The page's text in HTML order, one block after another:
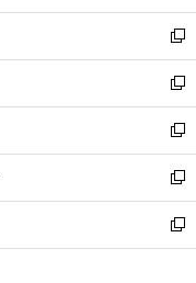
開
く
ウ
で
開
く
ン
ド
ウ
で
開
く
ウ
ィ
ン
ド
ウ
で
開
く
新
し
い
ウ
ィ
ン
ド
ウ
で
開
新
し
い
ウ
ィ
ン
ド
ウ
新
し
い
ウ
ィ
ン
新
し
い
ウ
新
し